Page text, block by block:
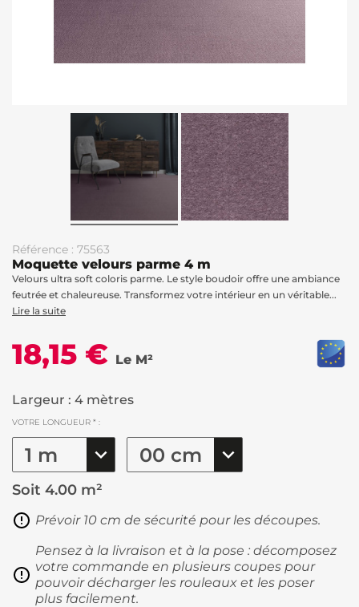
Référence : 75563
Moquette velours parme 4 m
Velours ultra soft coloris parme. Le style boudoir offre une ambiance
feutrée et chaleureuse. Transformez votre intérieur en un véritable...
Lire la suite
18,15 € Le M²
Largeur : 4 mètres
VOTRE LONGUEUR * :
Soit 4.00 m²
Prévoir 10 cm de sécurité pour les découpes.
Pensez à la livraison et à la pose : décomposez
votre commande en plusieurs coupes pour
pouvoir décharger les rouleaux et les poser
plus facilement.